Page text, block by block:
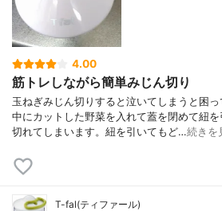
4.00
筋トレしながら簡単みじん切り
玉ねぎみじん切りすると泣いてしまうと困っ
中にカットした野菜を入れて蓋を閉めて紐
切れてしまいます。紐を引いてもど…続きを
T-fal(ティファール)